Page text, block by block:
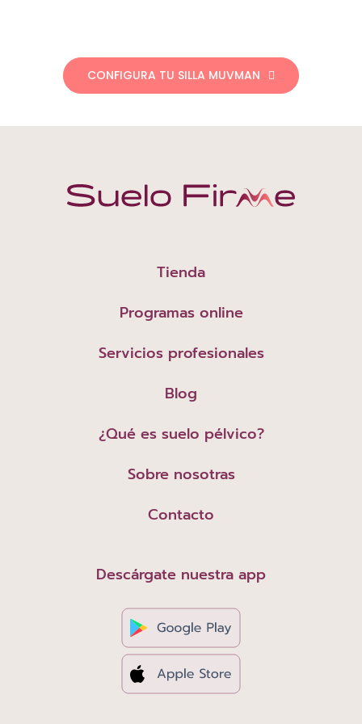
CONFIGURA TU SILLA MUVMAN
Tienda
Programas online
Servicios profesionales
Blog
¿Qué es suelo pélvico?
Sobre nosotras
Contacto
Descárgate nuestra app